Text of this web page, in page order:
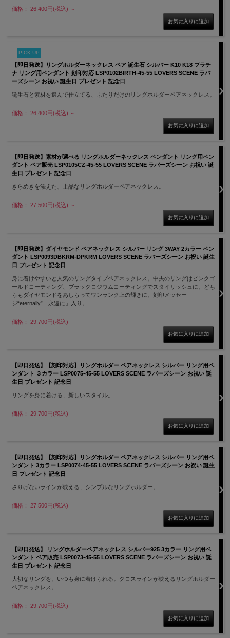
価格： 26,400円(税込) ～
PICK UP
【即日発送】リングホルダーネックレス ペア 誕生石 シルバー K10 K18 プラチ
ナ リング用ペンダント 刻印対応 LSP0102BIRTH-45-55 LOVERS SCENE ラバ
ーズシーン お祝い 誕生日 プレゼント 記念日
誕生石と素材を選んで仕立てる、ふたりだけのリングホルダーペアネックレス。
価格： 26,400円(税込) ～
【即日発送】素材が選べる リングホルダーネックレス ペンダント リング用ペン
ダント ペア販売 LSP0105CZ-45-55 LOVERS SCENE ラバーズシーン お祝い 誕
生日 プレゼント 記念日
きらめきを添えた、上品なリングホルダーペアネックレス。
価格： 27,500円(税込) ～
【即日発送】ダイヤモンド ペアネックレス シルバー リング 3WAY 2カラー ペン
ダント LSP0093DBKRM-DPKRM LOVERS SCENE ラバーズシーン お祝い 誕生
日 プレゼント 記念日
身に着けやすいと人気のリングタイプペアネックレス。中央のリングはピンクゴ
ールドコーティング、ブラックロジウムコーティングでスタイリッシュに。どち
らもダイヤモンドをあしらってワンランク上の輝きに。刻印メッセー
ジ“eternally”「永遠に」入り。
価格： 29,700円(税込)
【即日発送】【刻印対応】リングホルダー ペアネックレス シルバー リング用ペ
ンダント ３カラー LSP0075-45-55 LOVERS SCENE ラバーズシーン お祝い 誕
生日 プレゼント 記念日
リングを身に着ける、新しいスタイル。
価格： 29,700円(税込)
【即日発送】【刻印対応】リングホルダー ペアネックレス シルバー リング用ペ
ンダント 3カラー LSP0074-45-55 LOVERS SCENE ラバーズシーン お祝い 誕生
日 プレゼント 記念日
さりげないラインが映える、シンプルなリングホルダー。
価格： 27,500円(税込)
【即日発送】 リングホルダーペアネックレス シルバー925 3カラー リング用ペ
ンダント ペア販売 LSP0073-45-55 LOVERS SCENE ラバーズシーン お祝い 誕
生日 プレゼント 記念日
大切なリングを、いつも身に着けられる。クロスラインが映えるリングホルダー
ペアネックレス。
価格： 29,700円(税込)